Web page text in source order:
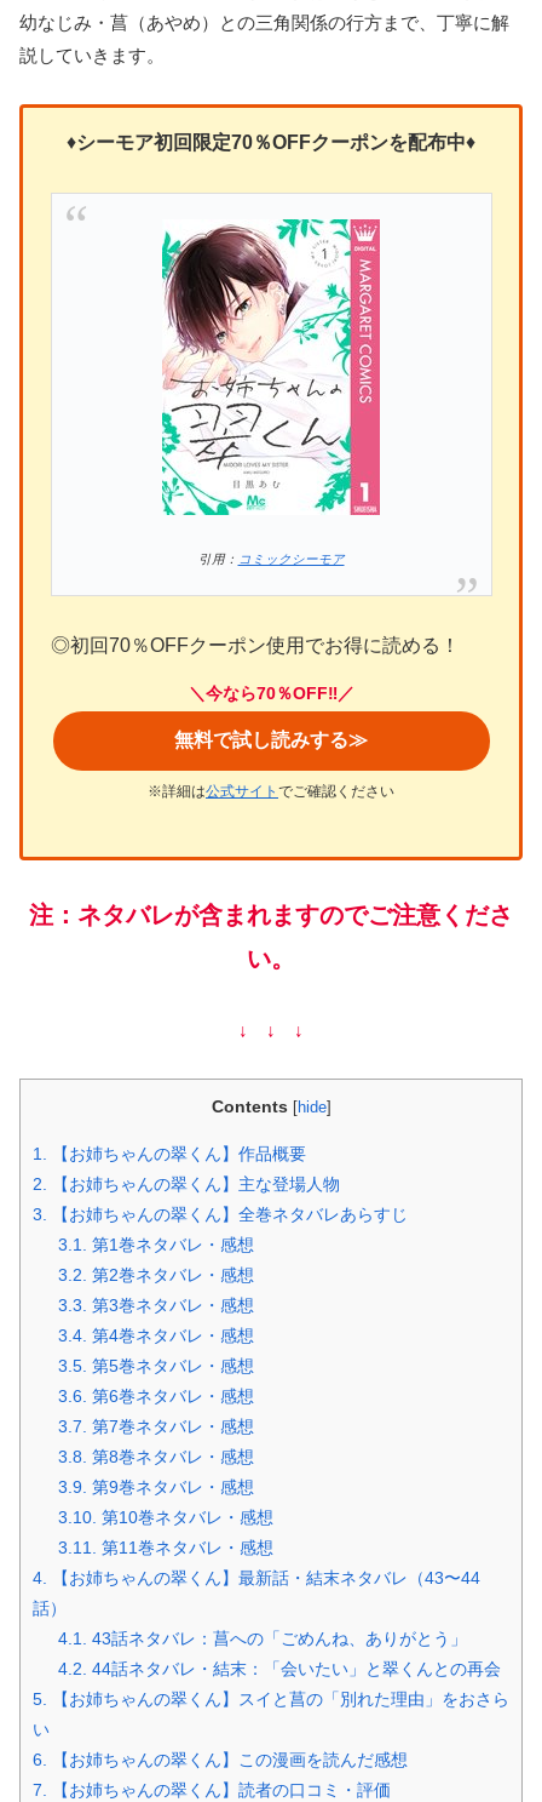
幼なじみ・菖（あやめ）との三角関係の行方まで、丁寧に解
説していきます。
♦シーモア初回限定70％OFFクーポンを配布中♦
引用： コミックシーモア
◎初回70％OFFクーポン使用でお得に読める！
＼今なら70％OFF‼／
無料で試し読みする≫
※詳細は公式サイト でご確認ください
注：ネタバレが含まれますのでご注意くださ
い。
↓ ↓ ↓
Contents [hide]
1. 【お姉ちゃんの翠くん】作品概要
2. 【お姉ちゃんの翠くん】主な登場人物
3. 【お姉ちゃんの翠くん】全巻ネタバレあらすじ
3.1. 第1巻ネタバレ・感想
3.2. 第2巻ネタバレ・感想
3.3. 第3巻ネタバレ・感想
3.4. 第4巻ネタバレ・感想
3.5. 第5巻ネタバレ・感想
3.6. 第6巻ネタバレ・感想
3.7. 第7巻ネタバレ・感想
3.8. 第8巻ネタバレ・感想
3.9. 第9巻ネタバレ・感想
3.10. 第10巻ネタバレ・感想
3.11. 第11巻ネタバレ・感想
4. 【お姉ちゃんの翠くん】最新話・結末ネタバレ（43〜44
話）
4.1. 43話ネタバレ：菖への「ごめんね、ありがとう」
4.2. 44話ネタバレ・結末：「会いたい」と翠くんとの再会
5. 【お姉ちゃんの翠くん】スイと菖の「別れた理由」をおさら
い
6. 【お姉ちゃんの翠くん】この漫画を読んだ感想
7. 【お姉ちゃんの翠くん】読者の口コミ・評価